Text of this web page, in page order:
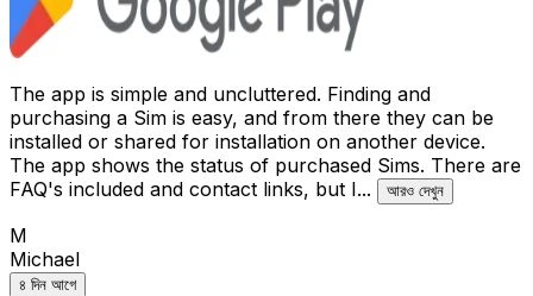
The app is simple and uncluttered. Finding and
purchasing a Sim is easy, and from there they can be
installed or shared for installation on another device.
The app shows the status of purchased Sims. There are
FAQ's included and contact links, but I... আরও দেখুন
M
Michael
৪ দিন আগে